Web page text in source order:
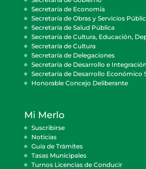
Secretaría de Economía
Secretaría de Obras y Servicios
Secretaría de Salud Pública
Secretaría de Cultura, Educación,
Secretaría de Cultura
Secretaría de Delegaciones
Secretaría de Desarrollo e
Secretaría de Desarrollo Económico
Honorable Concejo Deliberante
Mi Merlo
Suscribirse
Noticias
Guía de Trámites
Tasas Municipales
Turnos Licencias de Conducir